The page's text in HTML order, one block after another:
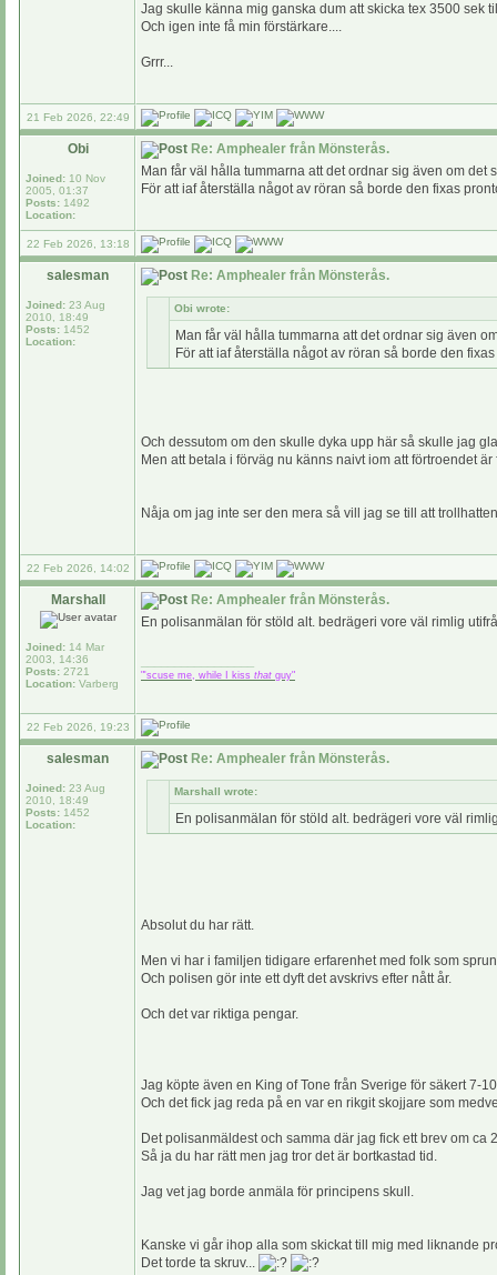
Jag skulle känna mig ganska dum att skicka tex 3500 sek
Och igen inte få min förstärkare....
Grrr...
21 Feb 2026, 22:49
Obi
Joined: 10 Nov
2005, 01:37
Posts: 1492
Location:
Re: Amphealer från Mönsterås.
Man får väl hålla tummarna att det ordnar sig även om det
För att iaf återställa något av röran så borde den fixas
22 Feb 2026, 13:18
salesman
Joined: 23 Aug
2010, 18:49
Posts: 1452
Location:
Re: Amphealer från Mönsterås.
Obi wrote:
Man får väl hålla tummarna att det ordnar sig även
För att iaf återställa något av röran så borde den
Och dessutom om den skulle dyka upp här så skulle jag
Men att betala i förväg nu känns naivt iom att förtroendet är
Nåja om jag inte ser den mera så vill jag se till att
22 Feb 2026, 14:02
Marshall
Joined: 14 Mar
2003, 14:36
Posts: 2721
Location: Varberg
Re: Amphealer från Mönsterås.
En polisanmälan för stöld alt. bedrägeri vore väl rimlig
"'scuse me, while I kiss that guy"
22 Feb 2026, 19:23
salesman
Joined: 23 Aug
2010, 18:49
Posts: 1452
Location:
Re: Amphealer från Mönsterås.
Marshall wrote:
En polisanmälan för stöld alt. bedrägeri vore väl
Absolut du har rätt.
Men vi har i familjen tidigare erfarenhet med folk som
Och polisen gör inte ett dyft det avskrivs efter nått år.
Och det var riktiga pengar.
Jag köpte även en King of Tone från Sverige för säkert 7-
Och det fick jag reda på en var en rikgit skojjare som
Det polisanmäldest och samma där jag fick ett brev om ca
Så ja du har rätt men jag tror det är bortkastad tid.
Jag vet jag borde anmäla för principens skull.
Kanske vi går ihop alla som skickat till mig med liknande
Det torde ta skruv...